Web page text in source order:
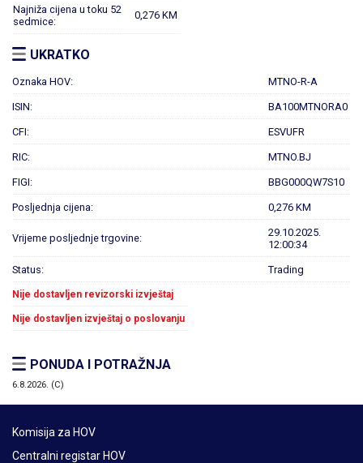
Najniža cijena u toku 52
sedmice:
0,276 KM
UKRATKO
Oznaka HOV: MTNO-R-A
ISIN: BA100MTNORA0
CFI: ESVUFR
RIC: MTNO.BJ
FIGI: BBG000QW7S10
Posljednja cijena: 0,276 KM
Vrijeme posljednje trgovine:
29.10.2025.
12:00:34
Status: Trading
Nije dostavljen revizorski izvještaj
Nije dostavljen izvještaj o poslovanju
PONUDA I POTRAŽNJA
6.8.2026. (C)
Komisija za HOV
Centralni registar HOV